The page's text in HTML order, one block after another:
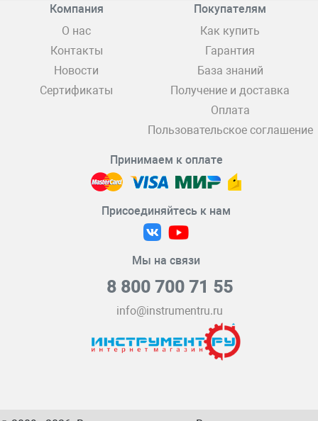
Компания
О нас
Контакты
Новости
Сертификаты
Покупателям
Как купить
Гарантия
База знаний
Получение и доставка
Оплата
Пользовательское соглашение
Принимаем к оплате
Присоединяйтесь к нам
Мы на связи
8 800 700 71 55
info@instrumentru.ru